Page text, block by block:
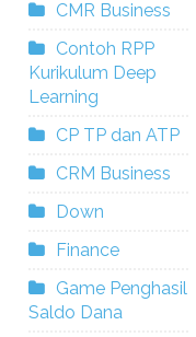
CMR Business
Contoh RPP
Kurikulum Deep
Learning
CP TP dan ATP
CRM Business
Down
Finance
Game Penghasil
Saldo Dana